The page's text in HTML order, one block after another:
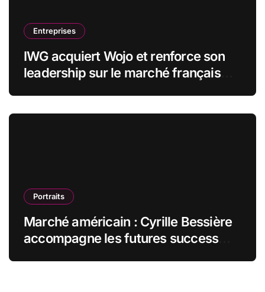
Entreprises
IWG acquiert Wojo et renforce son
leadership sur le marché français
Portraits
Marché américain : Cyrille Bessière
accompagne les futures success